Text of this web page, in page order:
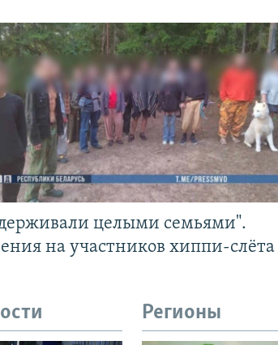
целыми семьями".
на участников хиппи-слёта
Регионы